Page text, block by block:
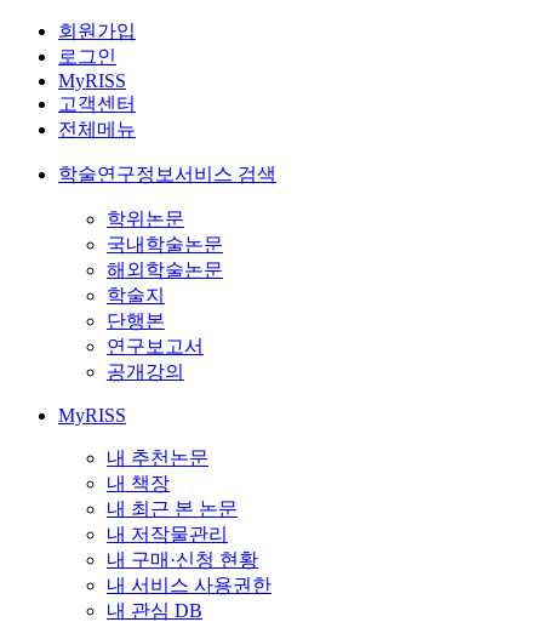
회원가입
로그인
MyRISS
고객센터
전체메뉴
학술연구정보서비스 검색
학위논문
국내학술논문
해외학술논문
학술지
단행본
연구보고서
공개강의
MyRISS
내 추천논문
내 책장
내 최근 본 논문
내 저작물관리
내 구매·신청 현황
내 서비스 사용권한
내 관심 DB